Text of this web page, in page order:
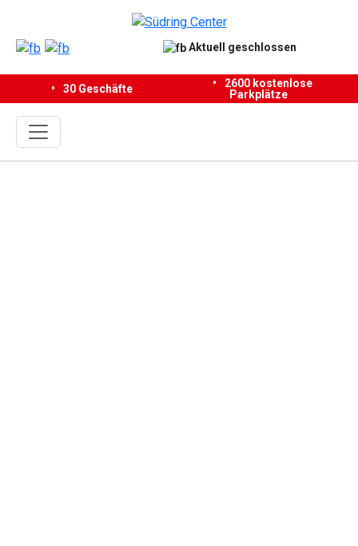
Aktuell geschlossen
30 Geschäfte •
2600 kostenlose
Parkplätze